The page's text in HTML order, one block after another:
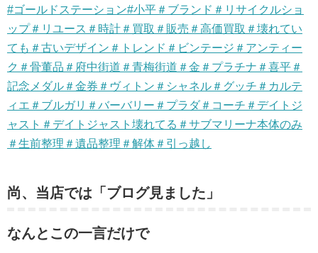
#ゴールドステーション#小平＃ブランド＃リサイクルショ
ップ＃リユース＃時計＃買取＃販売＃高価買取＃壊れてい
ても＃古いデザイン＃トレンド＃ビンテージ＃アンティー
ク＃骨董品＃府中街道＃青梅街道＃金＃プラチナ＃喜平＃
記念メダル＃金券＃ヴィトン＃シャネル＃グッチ＃カルテ
ィエ＃ブルガリ＃バーバリー＃プラダ＃コーチ＃デイトジ
ャスト＃デイトジャスト壊れてる＃サブマリーナ本体のみ
＃生前整理＃遺品整理＃解体＃引っ越し
尚、当店では「ブログ見ました」
なんとこの一言だけで